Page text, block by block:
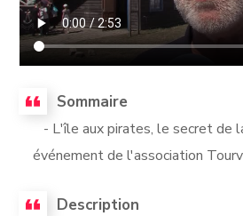
Sommaire
- L'île aux pirates, le secret de
événement de l'association
Description